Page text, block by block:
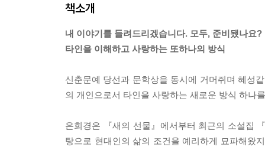
책소개
내 이야기를 들려드리겠습니다. 모두, 준비됐나요?
타인을 이해하고 사랑하는 또하나의 방식
신춘문예 당선과 문학상을 동시에 거머쥐며 혜성
의 개인으로서 타인을 사랑하는 새로운 방식 하나
은희경은 『새의 선물』에서부터 최근의 소설집
탕으로 현대인의 삶의 조건을 예리하게 묘파해왔